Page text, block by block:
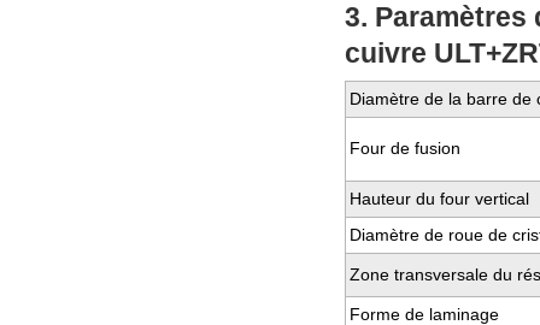
3. Paramètres
cuivre
Diamètre de la barre de
Four de fusion
Hauteur du four vertical
Diamètre de roue de
Zone transversale du
Forme de laminage